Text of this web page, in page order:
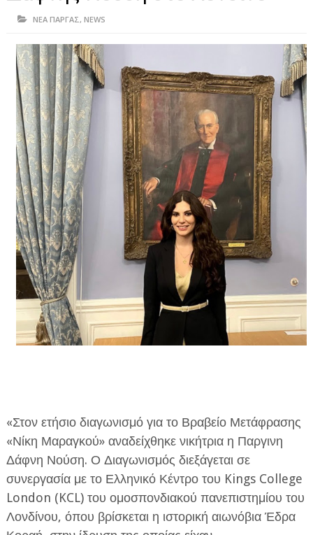
ΗΠΕΙΡΟΣ
ΑΡΤΑ
ΙΩΑΝΝΙΝΑ
ΘΕΣΠΡΩΤΙΑ
ΙΟΝΙΑ ΝΗΣΙΑ
ΚΑΙ ΕΛΛΑΔΑ
ΥΓΕΙΑ-ΟΜΟΡΦΙΑ
ΠΟΛΙΤΙΣΜΟΣ
ΠΕΡΙΒΑΛΛΟΝ
ΤΕΧΝΟΛΟΓΙΑ
ΔΙΕΘΝΗ
ΕΦΗΜΕΡΙΔΑ Η ΠΑΡΓΑ
ΠΛΗΡΟΦΟΡΙΕΣ
ΝΕΑ ΠΑΡΓΑΣ, NEWS
«Στον ετήσιο διαγωνισμό για το Βραβείο Μετάφρασης
«Νίκη Μαραγκού» αναδείχθηκε νικήτρια η Παργινη
Δάφνη Νούση. Ο Διαγωνισμός διεξάγεται σε
συνεργασία με το Ελληνικό Κέντρο του Kings College
London (KCL) του ομοσπονδιακού πανεπιστημίου του
Λονδίνου, όπου βρίσκεται η ιστορική αιωνόβια Έδρα